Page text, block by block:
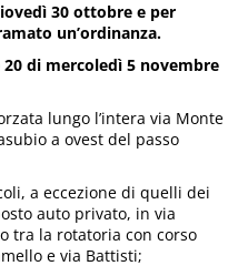
30 ottobre e per
un’ordinanza.
di mercoledì 5 novembre
lungo l’intera via Monte
a ovest del passo
a eccezione di quelli dei
auto privato, in via
tra la rotatoria con corso
e via Battisti;